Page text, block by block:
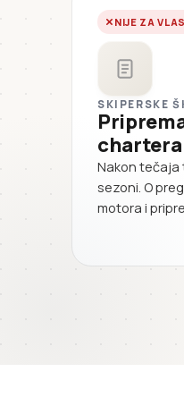
NIJE ZA
SKIPERSKE
chartera
Nakon tečaja
sezoni. O
motora i